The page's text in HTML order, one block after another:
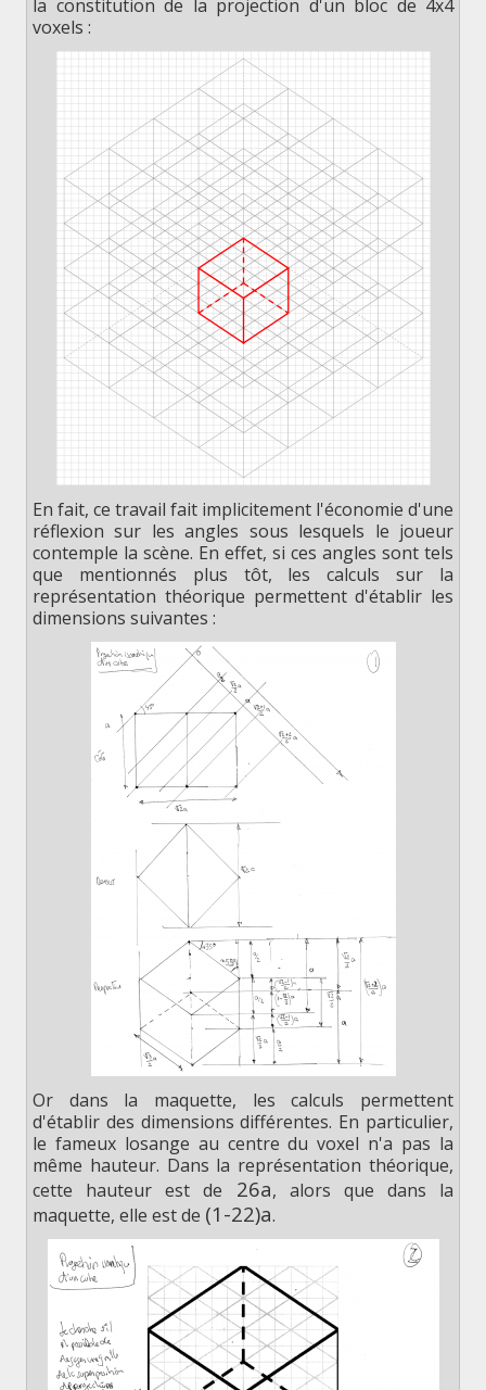
la constitution de la projection d'un bloc de 4x4
voxels :
En fait, ce travail fait implicitement l'économie d'une
réflexion sur les angles sous lesquels le joueur
contemple la scène. En effet, si ces angles sont tels
que mentionnés plus tôt, les calculs sur la
représentation théorique permettent d'établir les
dimensions suivantes :
Or dans la maquette, les calculs permettent
d'établir des dimensions différentes. En particulier,
le fameux losange au centre du voxel n'a pas la
même hauteur. Dans la représentation théorique,
cette hauteur est de 26a, alors que dans la
maquette, elle est de (1 -22)a.